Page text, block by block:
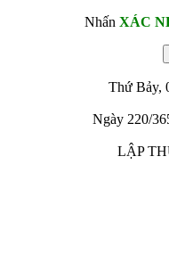
Nhấn XÁC
Thứ Bảy,
Ngày 220/
LẬP